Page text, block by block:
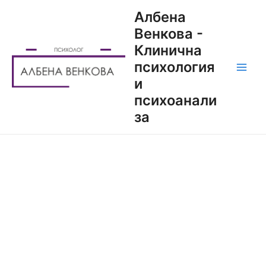
Албена
Венкова -
Клинична
психология
и
психоанали
за